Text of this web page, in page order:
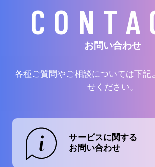
お問い合わせ
各種ご質問やご相談については下記
せください。
サービスに関する
お問い合わせ